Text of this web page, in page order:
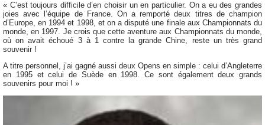
« C’est toujours difficile d’en choisir un en particulier. On a eu des grandes
joies avec l’équipe de France. On a remporté deux titres de champion
d’Europe, en 1994 et 1998, et on a disputé une finale aux Championnats du
monde, en 1997. Je crois que cette aventure aux Championnats du monde,
où on avait échoué 3 à 1 contre la grande Chine, reste un très grand
souvenir !
A titre personnel, j’ai gagné aussi deux Opens en simple : celui d’Angleterre
en 1995 et celui de Suède en 1998. Ce sont également deux grands
souvenirs pour moi ! »